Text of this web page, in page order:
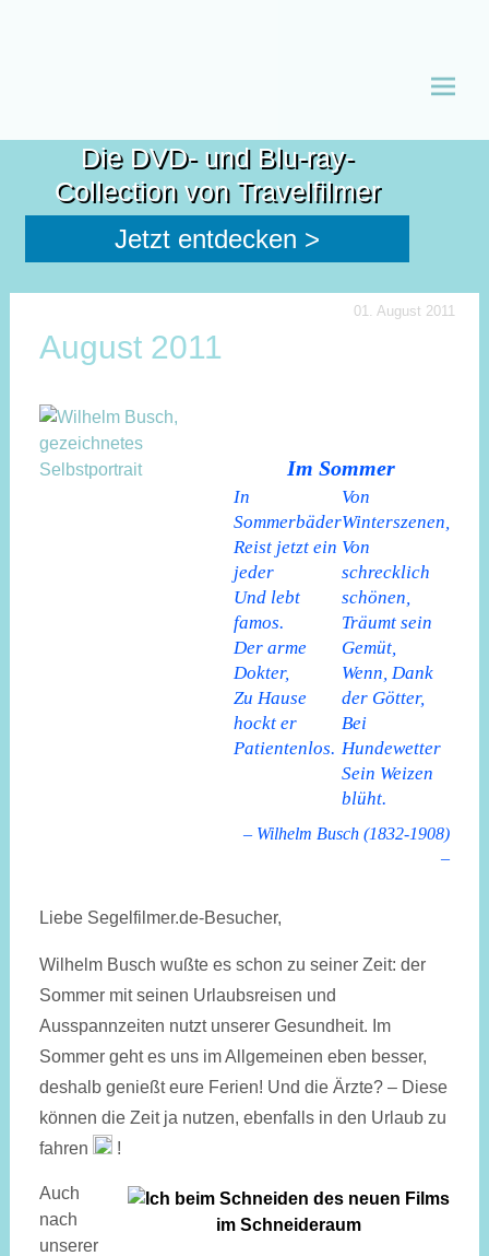
Inhalt
Die DVD- und Blu-ray-
Collection von Travelfilmer
Jetzt entdecken >
01. August 2011
August 2011
Im Sommer
In
Sommerbäder
Reist jetzt ein
jeder
Und lebt
famos.
Der arme
Dokter,
Zu Hause
hockt er
Patientenlos.
Von
Winterszenen,
Von
schrecklich
schönen,
Träumt sein
Gemüt,
Wenn, Dank
der Götter,
Bei
Hundewetter
Sein Weizen
blüht.
– Wilhelm Busch (1832-1908)
–
Liebe Segelfilmer.de-Besucher,
Wilhelm Busch wußte es schon zu seiner Zeit: der
Sommer mit seinen Urlaubsreisen und
Ausspannzeiten nutzt unserer Gesundheit. Im
Sommer geht es uns im Allgemeinen eben besser,
deshalb genießt eure Ferien! Und die Ärzte? – Diese
können die Zeit ja nutzen, ebenfalls in den Urlaub zu
fahren
!
Auch
nach
unserer